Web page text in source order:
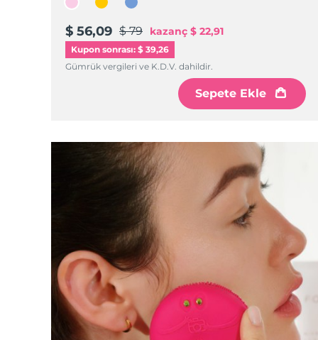
$ 56,09 $ 79 kazanç $ 22,91
Kupon sonrası: $ 39,26
Gümrük vergileri ve K.D.V. dahildir.
Sepete Ekle